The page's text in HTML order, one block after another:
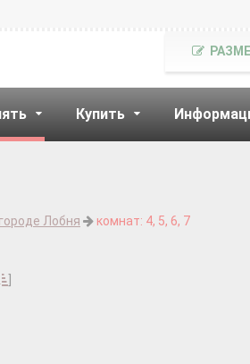
Купить
Лобня комнат: 4, 5, 6, 7